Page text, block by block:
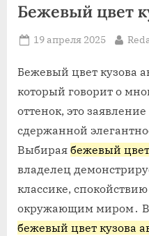
Бежевый цвет
Posted
19 апреля 2025 By
Бежевый цвет кузова
который говорит о
оттенок, это
сдержанной
Выбирая бежевый
владелец
классике,
окружающим миром․ В
бежевый цвет кузова